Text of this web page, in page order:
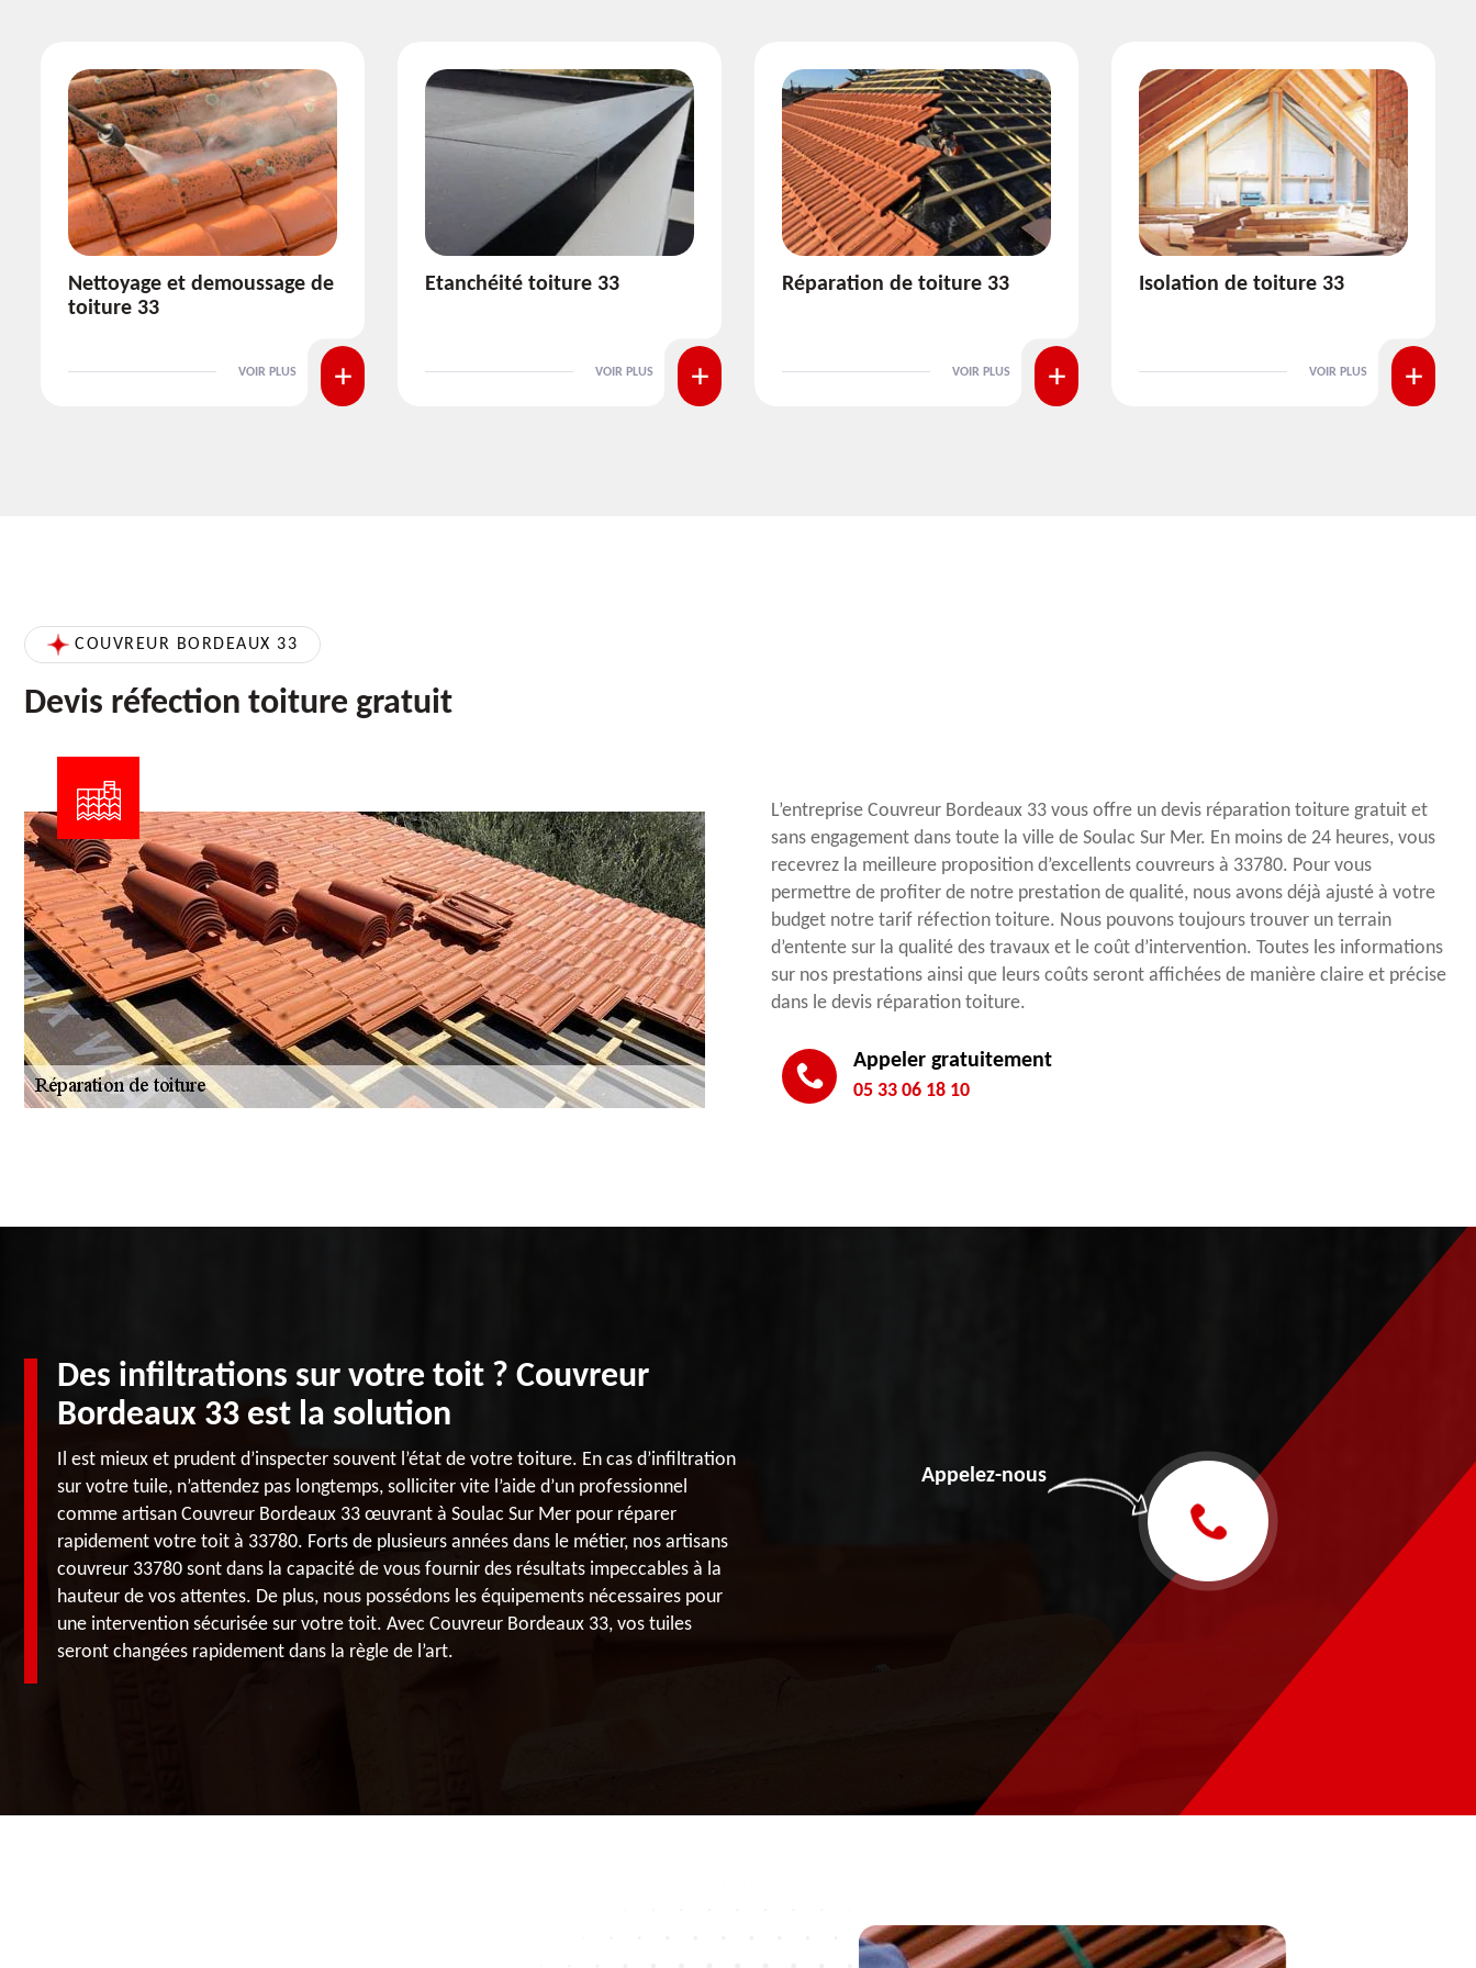
Etanchéité toiture 33
VOIR PLUS
Réparation de toiture 33
VOIR PLUS
Isolation de toiture 33
VOIR PLUS
Pose et nettoyage de
VOIR PLUS
COUVREUR BORDEAUX 33
Devis réfection toiture gratuit
L’entreprise Couvreur Bordeaux 33 vous offre un devis réparation toiture gratuit et
sans engagement dans toute la ville de Soulac Sur Mer. En moins de 24 heures, vous
recevrez la meilleure proposition d’excellents couvreurs à 33780. Pour vous
permettre de profiter de notre prestation de qualité, nous avons déjà ajusté à votre
budget notre tarif réfection toiture. Nous pouvons toujours trouver un terrain
d’entente sur la qualité des travaux et le coût d’intervention. Toutes les informations
sur nos prestations ainsi que leurs coûts seront affichées de manière claire et précise
dans le devis réparation toiture.
Appeler gratuitement
05 33 06 18 10
Des infiltrations sur votre toit ? Couvreur
Bordeaux 33 est la solution
Il est mieux et prudent d’inspecter souvent l’état de votre toiture. En cas d’infiltration
sur votre tuile, n’attendez pas longtemps, solliciter vite l’aide d’un professionnel
comme artisan Couvreur Bordeaux 33 œuvrant à Soulac Sur Mer pour réparer
rapidement votre toit à 33780. Forts de plusieurs années dans le métier, nos artisans
couvreur 33780 sont dans la capacité de vous fournir des résultats impeccables à la
hauteur de vos attentes. De plus, nous possédons les équipements nécessaires pour
une intervention sécurisée sur votre toit. Avec Couvreur Bordeaux 33, vos tuiles
seront changées rapidement dans la règle de l’art.
Appelez-nous